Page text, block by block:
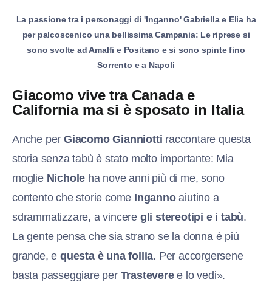
La passione tra i personaggi di 'Inganno' Gabriella e Elia ha
per palcoscenico una bellissima Campania: Le riprese si
sono svolte ad Amalfi e Positano e si sono spinte fino
Sorrento e a Napoli
Giacomo vive tra Canada e
California ma si è sposato in Italia
Anche per Giacomo Gianniotti raccontare questa
storia senza tabù è stato molto importante: Mia
moglie Nichole ha nove anni più di me, sono
contento che storie come Ingannoaiutino a
sdrammatizzare, a vincere gli stereotipi e i tabù.
La gente pensa che sia strano se la donna è più
grande, equesta è una follia. Per accorgersene
basta passeggiare per Trasteveree lo vedi».